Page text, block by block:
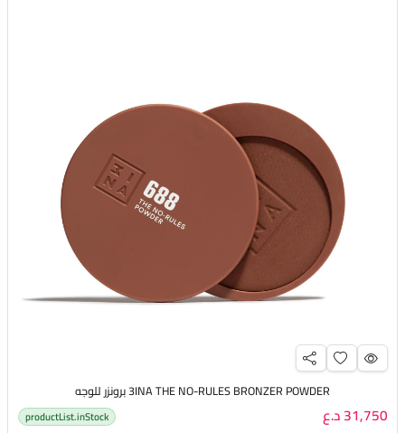
3INA THE NO-RULES BRONZER POWDER برونزر للوجه
31,750 د.ع productList.inStock